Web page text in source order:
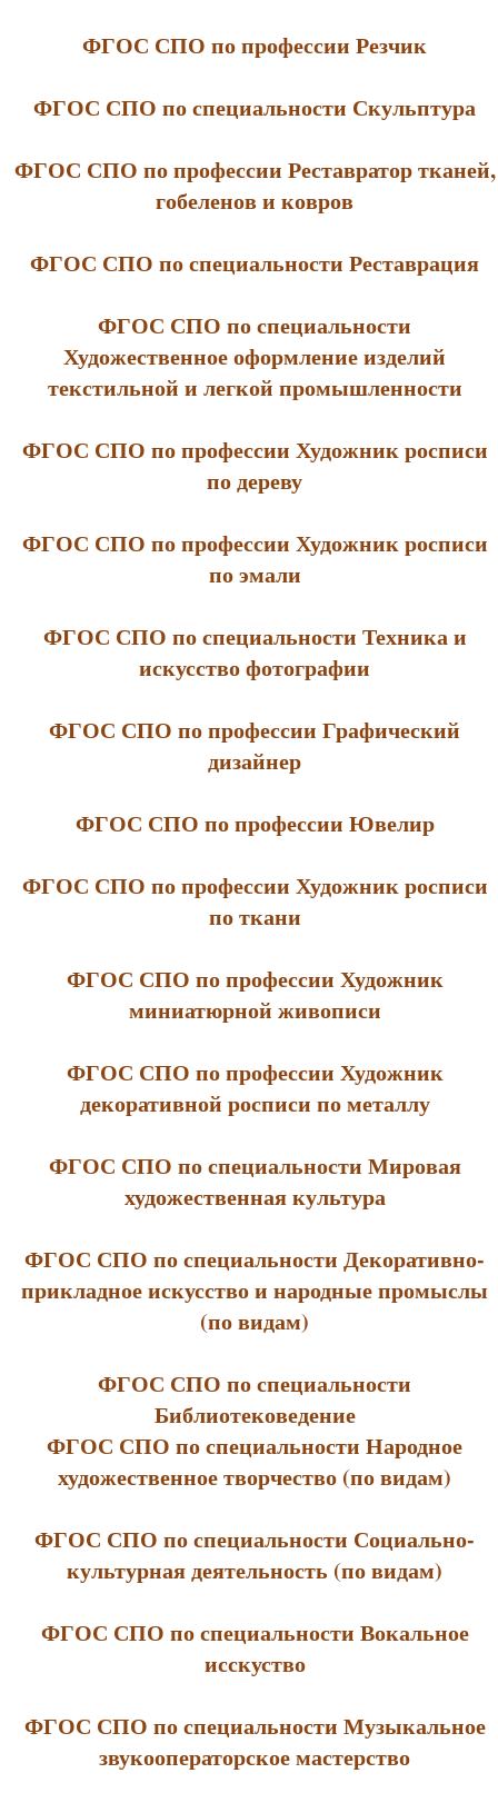
ФГОС СПО по профессии Резчик
ФГОС СПО по специальности Скульптура
ФГОС СПО по профессии Реставратор тканей,
гобеленов и ковров
ФГОС СПО по специальности Реставрация
ФГОС СПО по специальности
Художественное оформление изделий
текстильной и легкой промышленности
ФГОС СПО по профессии Художник росписи
по дереву
ФГОС СПО по профессии Художник росписи
по эмали
ФГОС СПО по специальности Техника и
искусство фотографии
ФГОС СПО по профессии Графический
дизайнер
ФГОС СПО по профессии Ювелир
ФГОС СПО по профессии Художник росписи
по ткани
ФГОС СПО по профессии Художник
миниатюрной живописи
ФГОС СПО по профессии Художник
декоративной росписи по металлу
ФГОС СПО по специальности Мировая
художественная культура
ФГОС СПО по специальности Декоративно-
прикладное искусство и народные промыслы
(по видам)
ФГОС СПО по специальности
Библиотековедение
ФГОС СПО по специальности Народное
художественное творчество (по видам)
ФГОС СПО по специальности Социально-
культурная деятельность (по видам)
ФГОС СПО по специальности Вокальное
исскуство
ФГОС СПО по специальности Музыкальное
звукооператорское мастерство